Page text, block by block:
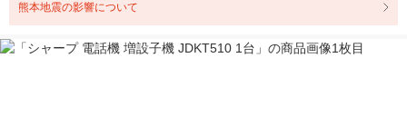
熊本地震の影響について